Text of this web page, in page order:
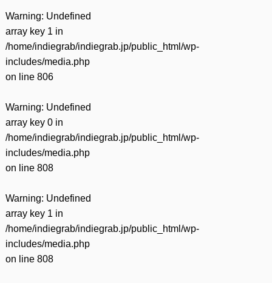
Warning: Undefined
array key 1 in
/home/indiegrab/indiegrab.jp/public_html/wp-
includes/media.php
on line 806
Warning: Undefined
array key 0 in
/home/indiegrab/indiegrab.jp/public_html/wp-
includes/media.php
on line 808
Warning: Undefined
array key 1 in
/home/indiegrab/indiegrab.jp/public_html/wp-
includes/media.php
on line 808